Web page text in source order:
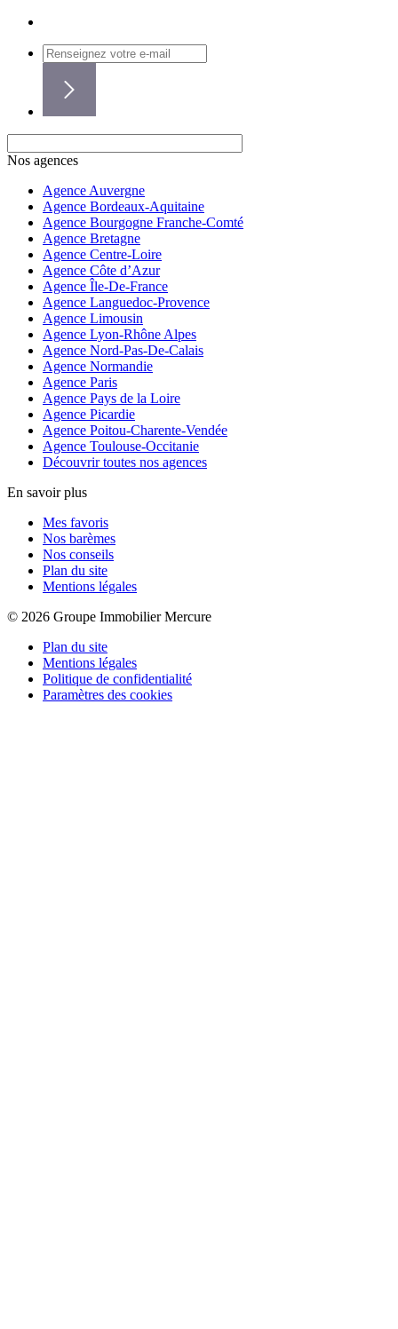
Nos agences
Agence Auvergne
Agence Bordeaux-Aquitaine
Agence Bourgogne Franche-Comté
Agence Bretagne
Agence Centre-Loire
Agence Côte d’Azur
Agence Île-De-France
Agence Languedoc-Provence
Agence Limousin
Agence Lyon-Rhône Alpes
Agence Nord-Pas-De-Calais
Agence Normandie
Agence Paris
Agence Pays de la Loire
Agence Picardie
Agence Poitou-Charente-Vendée
Agence Toulouse-Occitanie
Découvrir toutes nos agences
En savoir plus
Mes favoris
Nos barèmes
Nos conseils
Plan du site
Mentions légales
© 2026 Groupe Immobilier Mercure
Plan du site
Mentions légales
Politique de confidentialité
Paramètres des cookies